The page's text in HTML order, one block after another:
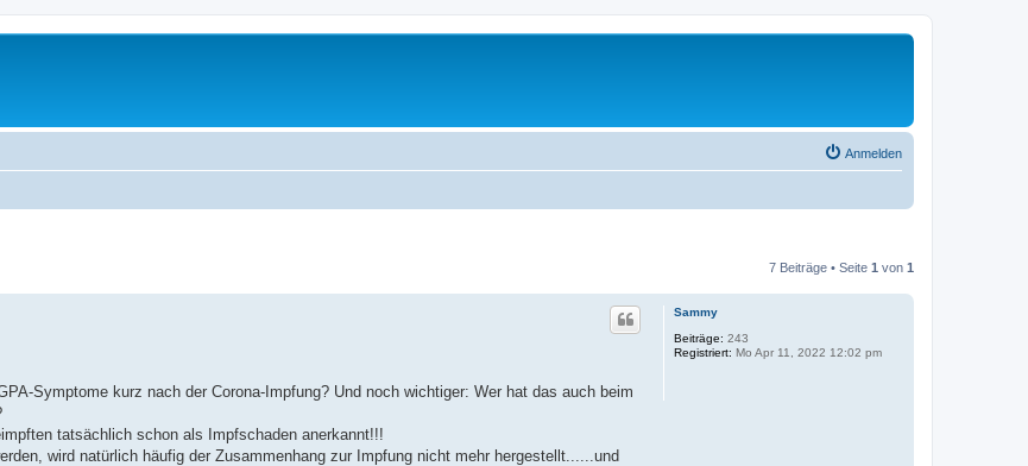
Anmelden
7 Beiträge • Seite 1 von 1
Sammy
Beiträge: 243
Registriert: Mo Apr 11, 2022 12:02 pm
Symptome kurz nach der Corona-Impfung? Und noch wichtiger: Wer hat das auch beim
tatsächlich schon als Impfschaden anerkannt!!!
wird natürlich häufig der Zusammenhang zur Impfung nicht mehr hergestellt......und